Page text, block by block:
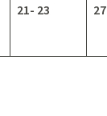
21- 23